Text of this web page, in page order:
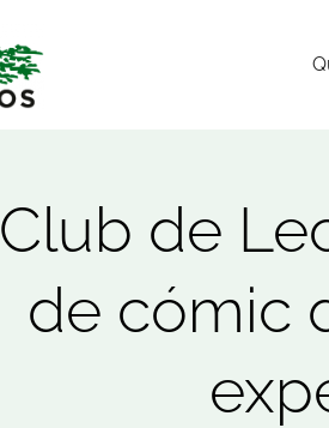
Club de
de cómic